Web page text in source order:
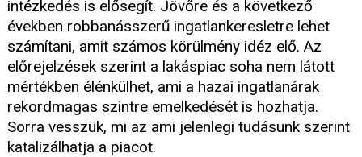
intézkedés is elősegít. Jövőre és a következő
években robbanásszerű ingatlankeresletre lehet
számítani, amit számos körülmény idéz elő. Az
előrejelzések szerint a lakáspiac soha nem látott
mértékben élénkülhet, ami a hazai ingatlanárak
rekordmagas szintre emelkedését is hozhatja.
Sorra vesszük, mi az ami jelenlegi tudásunk szerint
katalizálhatja a piacot.